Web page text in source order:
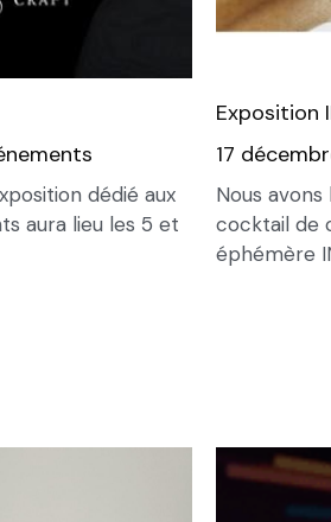
dédié aux
aura lieu les 5 et
Exposition
17
Nous
cocktail de
éphémère